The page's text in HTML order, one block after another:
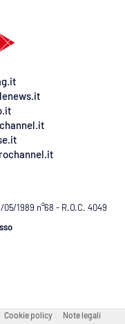
1989 n°68 - R.O.C. 4049
Cookie policy Note legali